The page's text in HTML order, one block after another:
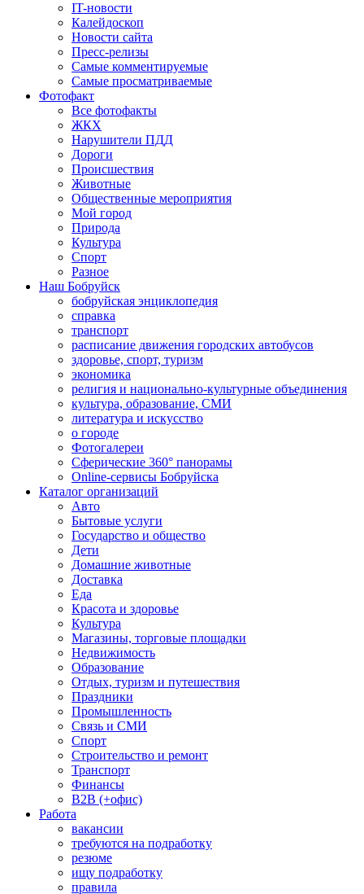
IT-новости
Калейдоскоп
Новости сайта
Пресс-релизы
Самые комментируемые
Самые просматриваемые
Фотофакт
Все фотофакты
ЖКХ
Нарушители ПДД
Дороги
Происшествия
Животные
Общественные мероприятия
Мой город
Природа
Культура
Спорт
Разное
Наш Бобруйск
бобруйская энциклопедия
справка
транспорт
расписание движения городских автобусов
здоровье, спорт, туризм
экономика
религия и национально-культурные объединения
культура, образование, СМИ
литература и искусство
о городе
Фотогалереи
Сферические 360° панорамы
Online-сервисы Бобруйска
Каталог организаций
Авто
Бытовые услуги
Государство и общество
Дети
Домашние животные
Доставка
Еда
Красота и здоровье
Культура
Магазины, торговые площадки
Недвижимость
Образование
Отдых, туризм и путешествия
Праздники
Промышленность
Связь и СМИ
Спорт
Строительство и ремонт
Транспорт
Финансы
B2B (+офис)
Работа
вакансии
требуются на подработку
резюме
ищу подработку
правила